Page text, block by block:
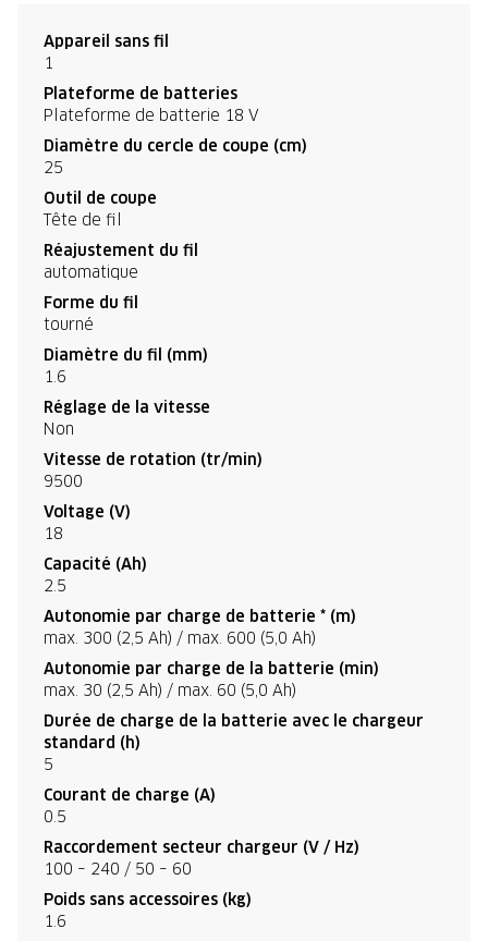
Appareil sans fil
1
Plateforme de batteries
Plateforme de batterie 18 V
Diamètre du cercle de coupe (cm)
25
Outil de coupe
Tête de fil
Réajustement du fil
automatique
Forme du fil
tourné
Diamètre du fil (mm)
1.6
Réglage de la vitesse
Non
Vitesse de rotation (tr/min)
9500
Voltage (V)
18
Capacité (Ah)
2.5
Autonomie par charge de batterie * (m)
max. 300 (2,5 Ah) / max. 600 (5,0 Ah)
Autonomie par charge de la batterie (min)
max. 30 (2,5 Ah) / max. 60 (5,0 Ah)
Durée de charge de la batterie avec le chargeur
standard (h)
5
Courant de charge (A)
0.5
Raccordement secteur chargeur (V / Hz)
100 – 240 / 50 – 60
Poids sans accessoires (kg)
1.6